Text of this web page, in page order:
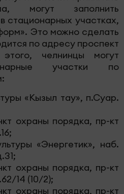
могут заполнить
стационарных участках,
Это можно сделать
по адресу проспект
челнинцы могут
участки по
«Кызыл тау», п.Суар.
охраны порядка, пр-кт
«Энергетик», наб.
охраны порядка, пр-кт
14 (10/2);
охраны порядка, пр-кт